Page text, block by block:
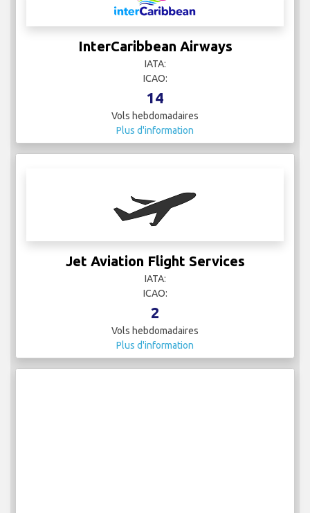
InterCaribbean Airways
IATA:
ICAO:
14
Vols hebdomadaires
Plus d'information
Jet Aviation Flight Services
IATA:
ICAO:
2
Vols hebdomadaires
Plus d'information